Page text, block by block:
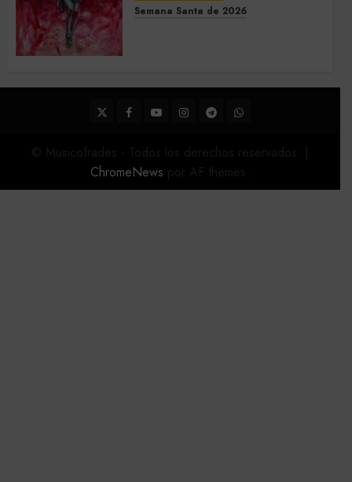
Semana Santa de 2026
22 DE FEBRERO DE 2026
0
TwitterFacebook
YoutubeInstagram
TelegramWhatsApp
ChromeNews